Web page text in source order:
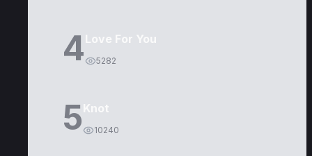
4Love For You
5282
5Knot
10240